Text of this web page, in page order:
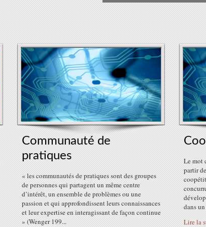
Communauté de
pratiques
« les communautés de pratiques sont des groupes
de personnes qui partagent un même centre
d’intérêt, un ensemble de problèmes ou une
passion et qui approfondissent leurs connaissances
et leur expertise en interagissant de façon continue
» (Wenger 199...
Le mot
partir
dans
Lire la